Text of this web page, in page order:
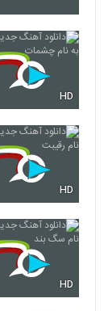
5327
5329
HD
HD
HD